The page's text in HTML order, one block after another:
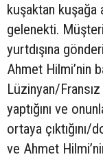
kuşaktan
gelenekti.
yurtdışına
Ahmet Hilmi’nin
Lüzinyan/
yaptığını ve
ortaya
ve Ahmet